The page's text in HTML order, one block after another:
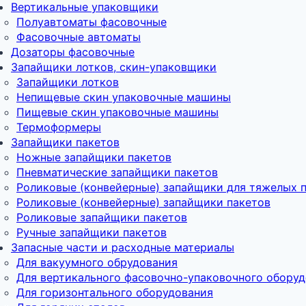
Вертикальные упаковщики
Полуавтоматы фасовочные
Фасовочные автоматы
Дозаторы фасовочные
Запайщики лотков, скин-упаковщики
Запайщики лотков
Непищевые скин упаковочные машины
Пищевые скин упаковочные машины
Термоформеры
Запайщики пакетов
Ножные запайщики пакетов
Пневматические запайщики пакетов
Роликовые (конвейерные) запайщики для тяжелых
Роликовые (конвейерные) запайщики пакетов
Роликовые запайщики пакетов
Ручные запайщики пакетов
Запасные части и расходные материалы
Для вакуумного обрудования
Для вертикального фасовочно-упаковочного
Для горизонтального оборудования